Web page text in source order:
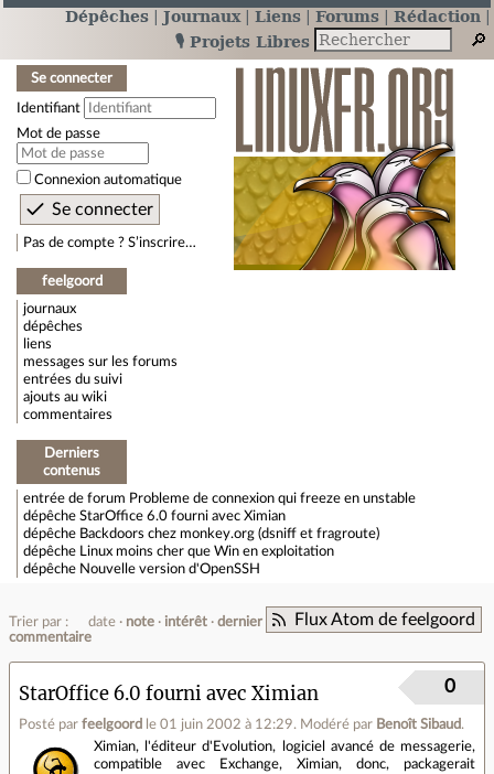
Dépêches Journaux Liens Forums
Rédaction
🎙️ Projets Libres
Se connecter
Identifiant
Mot de passe
Connexion automatique
Pas de compte ? S’inscrire…
feelgoord
journaux
dépêches
liens
messages sur les forums
entrées du suivi
ajouts au wiki
commentaires
Derniers
contenus
entrée de forum Probleme de connexion qui freeze en unstable
dépêche StarOffice 6.0 fourni avec Ximian
dépêche Backdoors chez monkey.org (dsniff et fragroute)
dépêche
Linux moins cher que Win en exploitation
dépêche Nouvelle version d'OpenSSH
Flux Atom de feelgoord
Trier par : date note intérêt
dernier
commentaire
StarOffice 6.0 fourni avec Ximian
Posté par feelgoord le 01 juin 2002 à 12:29. Modéré par Benoît Sibaud.
0
Ximian, l'éditeur d'Evolution, logiciel avancé de messagerie,
compatible avec Exchange, Ximian, donc, packagerait